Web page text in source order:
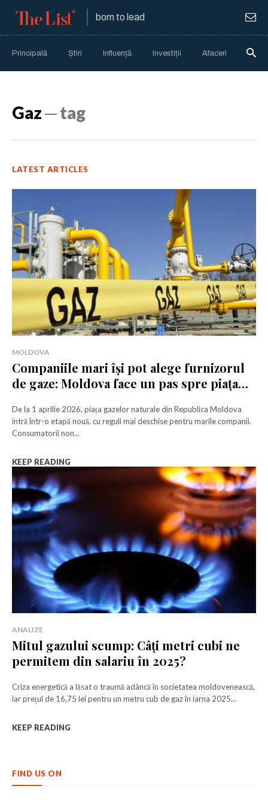
Rămâi conectat la lumea afacerilor și
Rămâi conectat la lumea afacerilor și
born to lead
Principală Știri Influență Investiții Afaceri
Gaz─ tag
LATEST ARTICLES
MOLDOVA
Companiile mari își pot alege furnizorul
de gaze: Moldova face un pas spre piața
De la 1 aprilie 2026, piața gazelor naturale din Republica Moldova
intră într-o etapă nouă, cu reguli mai deschise pentru marile companii.
Consumatorii non...
KEEP READING
ANALIZE
Mitul gazului scump: Câți metri cubi ne
permitem din salariu în 2025?
Criza energetică a lăsat o traumă adâncă în societatea moldovenească,
iar prețul de 16,75 lei pentru un metru cub de gaz în iarna 2025...
KEEP READING
FIND US ON